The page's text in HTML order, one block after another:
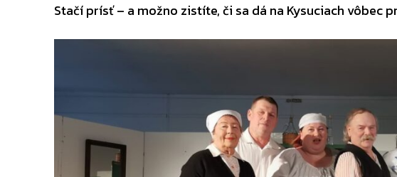
Stačí prísť – a možno zistíte, či sa dá na Kysuciach vôbec